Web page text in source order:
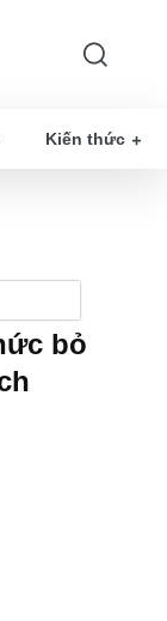
Kiến thức
bỏ